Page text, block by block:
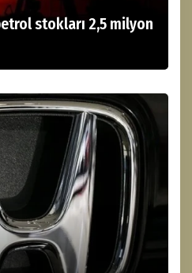
stokları 2,5 milyon